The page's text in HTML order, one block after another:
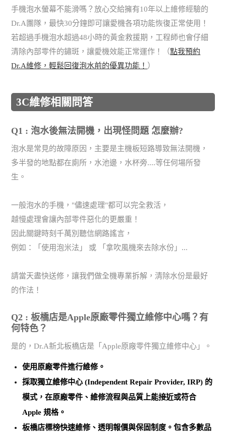
手機泡水螢幕不能滑嗎？放心交給擁有10年以上維修經驗的
Dr.A團隊，最快30分鐘即可讓愛機各項功能恢復正常使用！
若超過手機泡水超過48小時的黃金救援期，工程師也會仔細
清除內部零件的鏽斑，讓愛機效能正常運作！（點我預約
Dr.A維修，輕鬆回復泡水前的優異功能！ ）
3C維修相關問答
Q1 : 泡水後無法開機，出現怪問題 怎麼辦?
泡水是常見的故障原因，主要是主機板短路導致無法開機，
多半發的地點都在廁所，水池邊，水杯旁....等任何場所發
生。
一般泡水的手機，"儘速處理"都可以完全救活，
越慢處理會讓內部零件惡化的更嚴重！
因此關鍵時刻千萬別聽信網路謠言，
例如：「使用泡米法」 或 「拿吹風機來去除水份」...
請當天盡快送修，讓我們做全機專業拆解，清除水份是最好
的作法！
Q2 : 板橋店是Apple原廠零件獨立維修中心嗎？有
何特色？
是的，Dr.A新北板橋店是「Apple原廠零件獨立維修中心」。
使用原廠零件進行維修。
採取獨立維修中心 (Independent Repair Provider, IRP) 的
模式，在原廠零件、維修流程與品質上能接近或符合
Apple 規格。
板橋店標榜快速維修、透明報價與保固制度 。包含多數品